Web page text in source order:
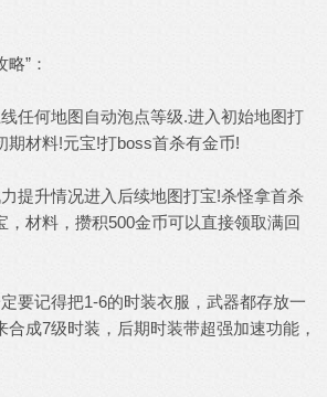
”：
何地图自动泡点等级.进入初始地图打
期材料!元宝!打boss首杀有金币!
升情况进入后续地图打宝!杀怪拿首杀
，材料，攒积500金币可以直接领取满回
记得把1-6的时装衣服，武器都存放一
合成7级时装，后期时装带超强加速功能，